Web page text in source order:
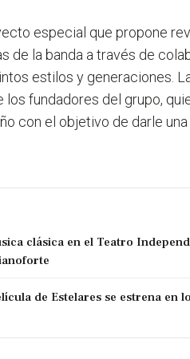
especial que propone
de la banda a través de
estilos y generaciones.
los fundadores del grupo,
con el objetivo de darle
clásica en el Teatro
de Estelares se estrena en